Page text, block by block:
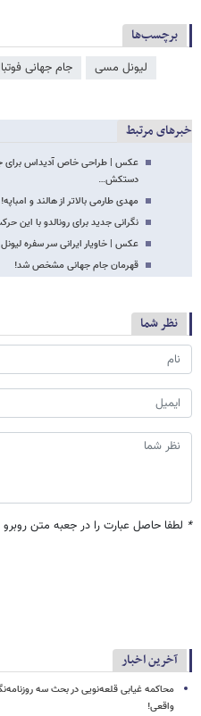
برچسب‌ها
لیونل مسی جام جهانی
خبرهای مرتبط
عکس | طراحی خاص آدیداس برای
دستکش…
مهدی طارمی بالاتر از هالند و امباپه!
نگرانی جدید برای رونالدو با این
عکس | خاویار ایرانی سر سفره
قهرمان جام جهانی مشخص شد!
نظر شما
* لطفا حاصل عبارت را در جعبه متن روبرو
آخرین اخبار
محاکمه غیابی قلعه‌نویی در بحث سه
واقعی!